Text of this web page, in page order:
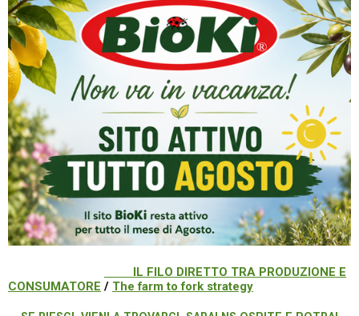
IL FILO DIRETTO TRA PRODUZIONE E
CONSUMATORE / The farm to fork strategy